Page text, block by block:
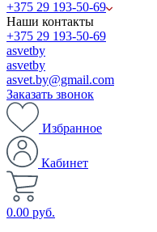
+375 29 193-50-69
Наши контакты
+375 29 193-50-69
asvetby
asvetby
asvet.by@gmail.com
Заказать звонок
Избранное
Кабинет
0.00 руб.